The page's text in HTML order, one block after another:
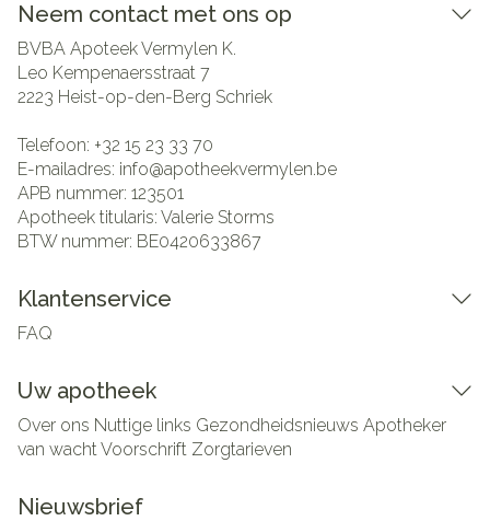
Neem contact met ons op
BVBA Apoteek Vermylen K.
Leo Kempenaersstraat 7
2223 Heist-op-den-Berg Schriek
Telefoon: +32 15 23 33 70
E-mailadres: info@apotheekvermylen.be
APB nummer: 123501
Apotheek titularis: Valerie Storms
BTW nummer: BE0420633867
Klantenservice
FAQ
Uw apotheek
Over ons Nuttige links Gezondheidsnieuws Apotheker
van wachtVoorschrift Zorgtarieven
Nieuwsbrief